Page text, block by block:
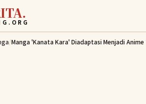
utama
/Manga 'Kanata Kara' Diadaptasi Menjadi Anime